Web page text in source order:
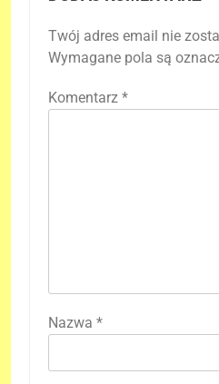
Twój adres email nie
Wymagane pola są
Komentarz *
Nazwa *